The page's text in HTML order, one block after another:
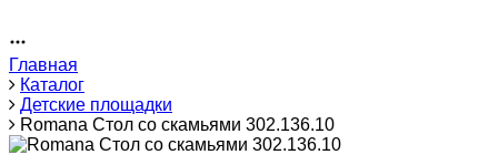
Главная
Каталог
Детские площадки
Romana Стол со скамьями 302.136.10